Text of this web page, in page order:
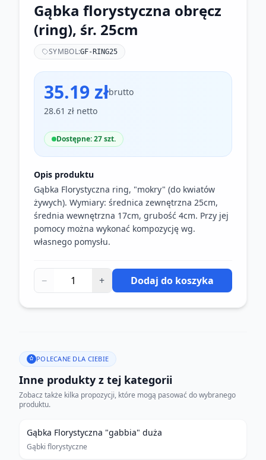
Gąbka florystyczna obręcz
(ring), śr. 25cm
SYMBOL:GF-RING25
35.19 złbrutto
28.61 zł netto
Dostępne: 27 szt.
Opis produktu
Gąbka Florystyczna ring, "mokry" (do kwiatów
żywych). Wymiary: średnica zewnętrzna 25cm,
średnia wewnętrzna 17cm, grubość 4cm. Przy jej
pomocy można wykonać kompozycję wg.
własnego pomysłu.
− + Dodaj do koszyka
POLECANE DLA CIEBIE
Inne produkty z tej kategorii
Zobacz także kilka propozycji, które mogą pasować do wybranego
produktu.
Gąbka Florystyczna "gabbia" duża
Gąbki florystyczne